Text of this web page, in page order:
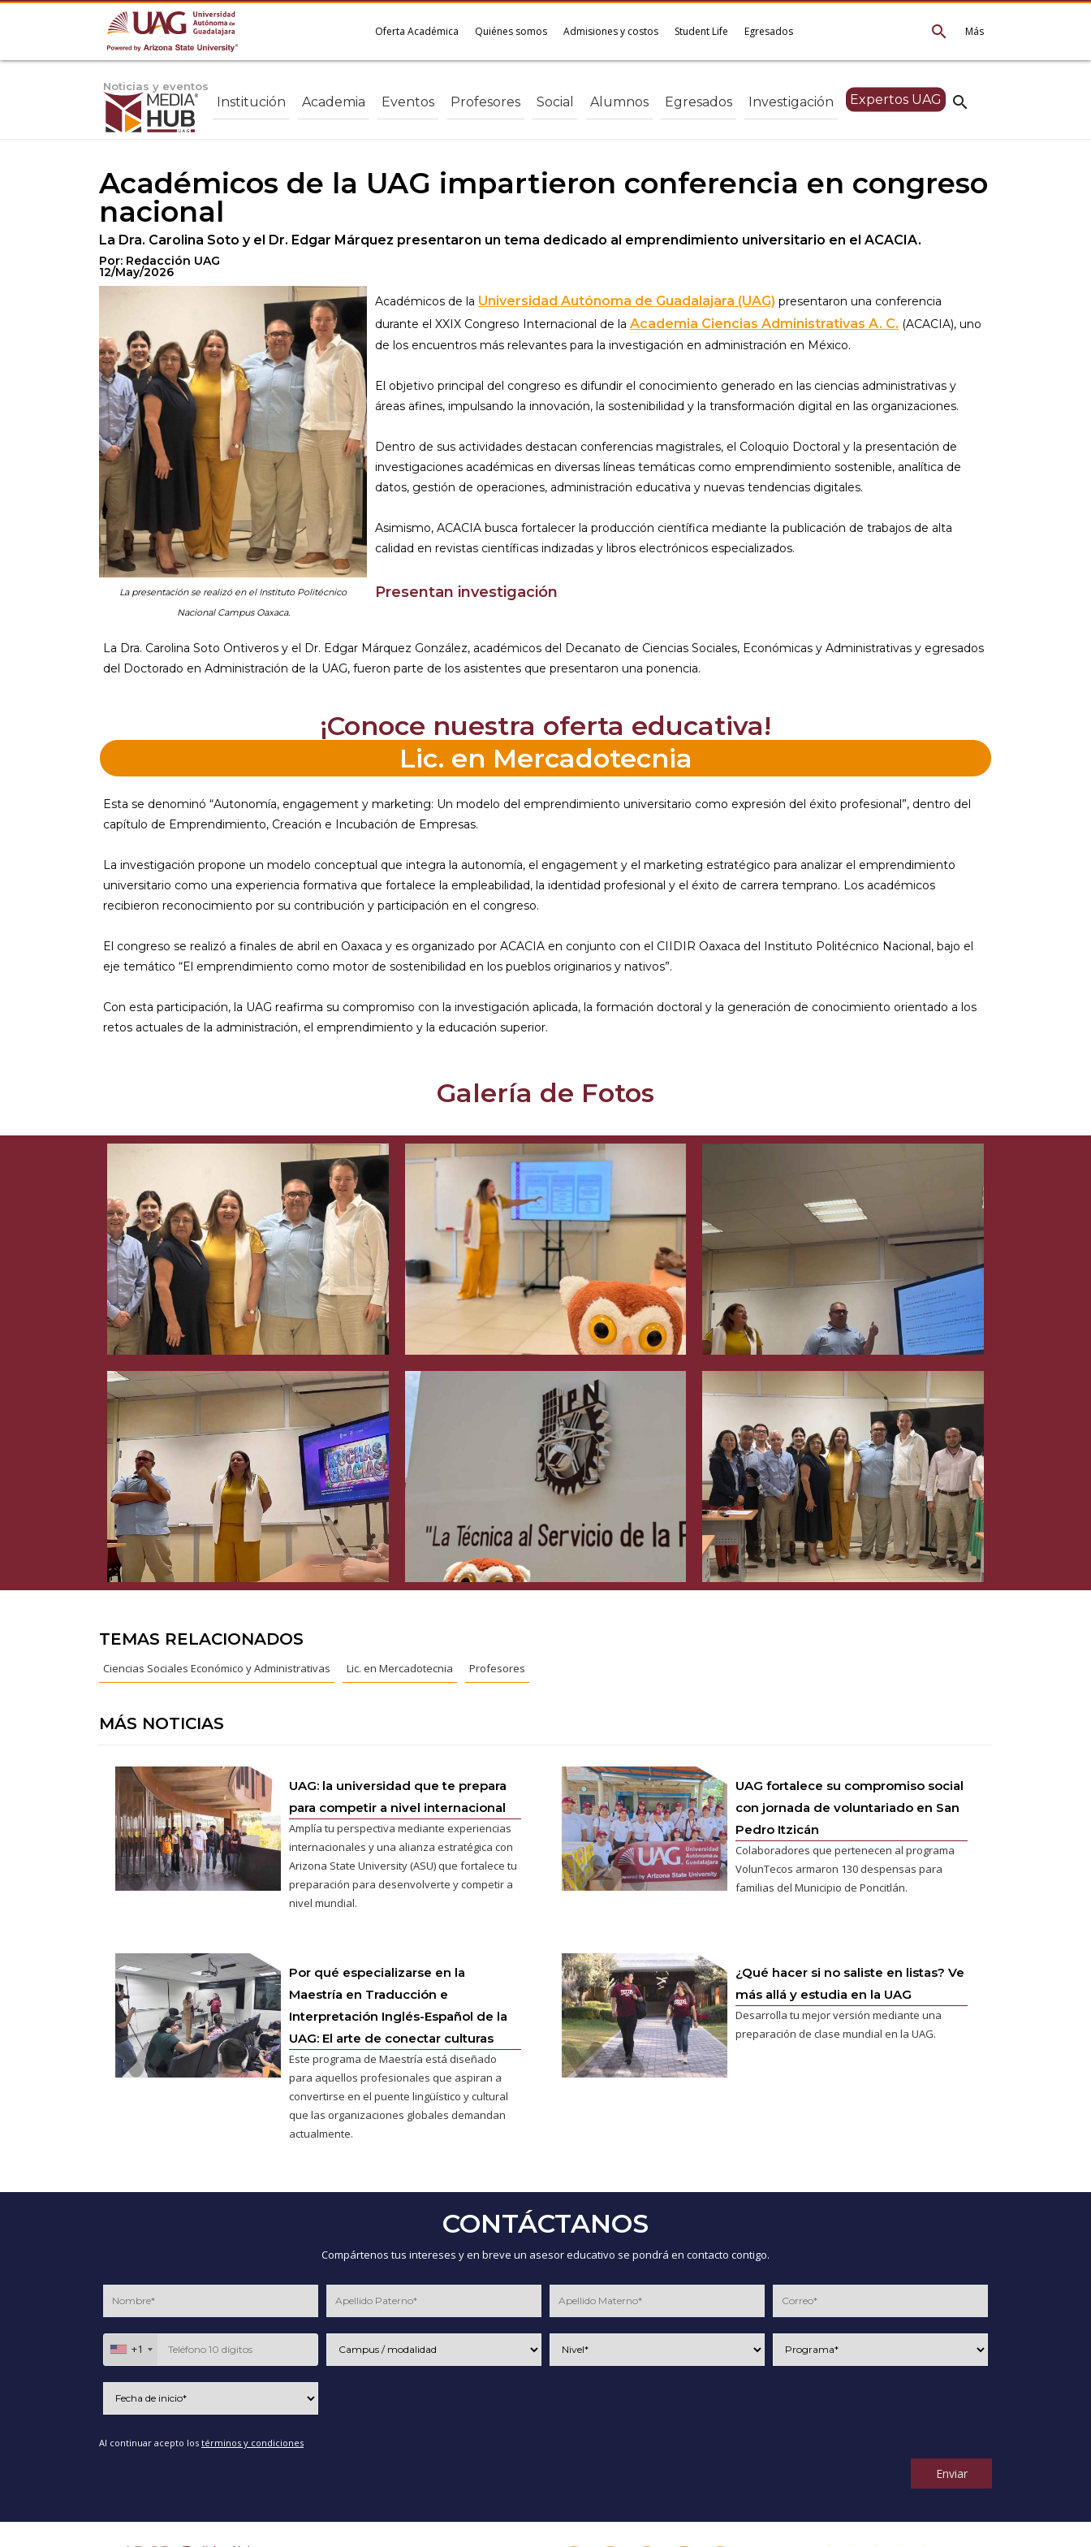
Más
search
Oferta Académica Quiénes somos Admisiones y costos Student Life Egresados
Noticias y eventos
search
Institución Academia Eventos Profesores Social Alumnos Egresados Investigación Expertos UAG
Académicos de la UAG impartieron conferencia en congreso
nacional
La Dra. Carolina Soto y el Dr. Edgar Márquez presentaron un tema dedicado al emprendimiento universitario en el ACACIA.
Por: Redacción UAG
12/May/2026
La presentación se realizó en el Instituto Politécnico
Nacional Campus Oaxaca.
Académicos de la Universidad Autónoma de Guadalajara (UAG) presentaron una conferencia
durante el XXIX Congreso Internacional de la Academia Ciencias Administrativas A. C. (ACACIA), uno
de los encuentros más relevantes para la investigación en administración en México.
El objetivo principal del congreso es difundir el conocimiento generado en las ciencias administrativas y
áreas afines, impulsando la innovación, la sostenibilidad y la transformación digital en las organizaciones.
Dentro de sus actividades destacan conferencias magistrales, el Coloquio Doctoral y la presentación de
investigaciones académicas en diversas líneas temáticas como emprendimiento sostenible, analítica de
datos, gestión de operaciones, administración educativa y nuevas tendencias digitales.
Asimismo, ACACIA busca fortalecer la producción científica mediante la publicación de trabajos de alta
calidad en revistas científicas indizadas y libros electrónicos especializados.
Presentan investigación
La Dra. Carolina Soto Ontiveros y el Dr. Edgar Márquez González, académicos del Decanato de Ciencias Sociales, Económicas y Administrativas y egresados
del Doctorado en Administración de la UAG, fueron parte de los asistentes que presentaron una ponencia.
¡Conoce nuestra oferta educativa!
Lic. en Mercadotecnia
Esta se denominó “Autonomía, engagement y marketing: Un modelo del emprendimiento universitario como expresión del éxito profesional”, dentro del
capítulo de Emprendimiento, Creación e Incubación de Empresas.
La investigación propone un modelo conceptual que integra la autonomía, el engagement y el marketing estratégico para analizar el emprendimiento
universitario como una experiencia formativa que fortalece la empleabilidad, la identidad profesional y el éxito de carrera temprano. Los académicos
recibieron reconocimiento por su contribución y participación en el congreso.
El congreso se realizó a finales de abril en Oaxaca y es organizado por ACACIA en conjunto con el CIIDIR Oaxaca del Instituto Politécnico Nacional, bajo el
eje temático “El emprendimiento como motor de sostenibilidad en los pueblos originarios y nativos”.
Con esta participación, la UAG reafirma su compromiso con la investigación aplicada, la formación doctoral y la generación de conocimiento orientado a los
retos actuales de la administración, el emprendimiento y la educación superior.
Galería de Fotos
TEMAS RELACIONADOS
Ciencias Sociales Económico y Administrativas Lic. en Mercadotecnia Profesores
MÁS NOTICIAS
UAG: la universidad que te prepara
para competir a nivel internacional
Amplía tu perspectiva mediante experiencias
internacionales y una alianza estratégica con
Arizona State University (ASU) que fortalece tu
preparación para desenvolverte y competir a
nivel mundial.
UAG fortalece su compromiso social
con jornada de voluntariado en San
Pedro Itzicán
Colaboradores que pertenecen al programa
VolunTecos armaron 130 despensas para
familias del Municipio de Poncitlán.
Por qué especializarse en la
Maestría en Traducción e
Interpretación Inglés-Español de la
UAG: El arte de conectar culturas
Este programa de Maestría está diseñado
para aquellos profesionales que aspiran a
convertirse en el puente lingüístico y cultural
que las organizaciones globales demandan
actualmente.
¿Qué hacer si no saliste en listas? Ve
más allá y estudia en la UAG
Desarrolla tu mejor versión mediante una
preparación de clase mundial en la UAG.
CONTÁCTANOS
Compártenos tus intereses y en breve un asesor educativo se pondrá en contacto contigo.
+1
Al continuar acepto los términos y condiciones
Enviar